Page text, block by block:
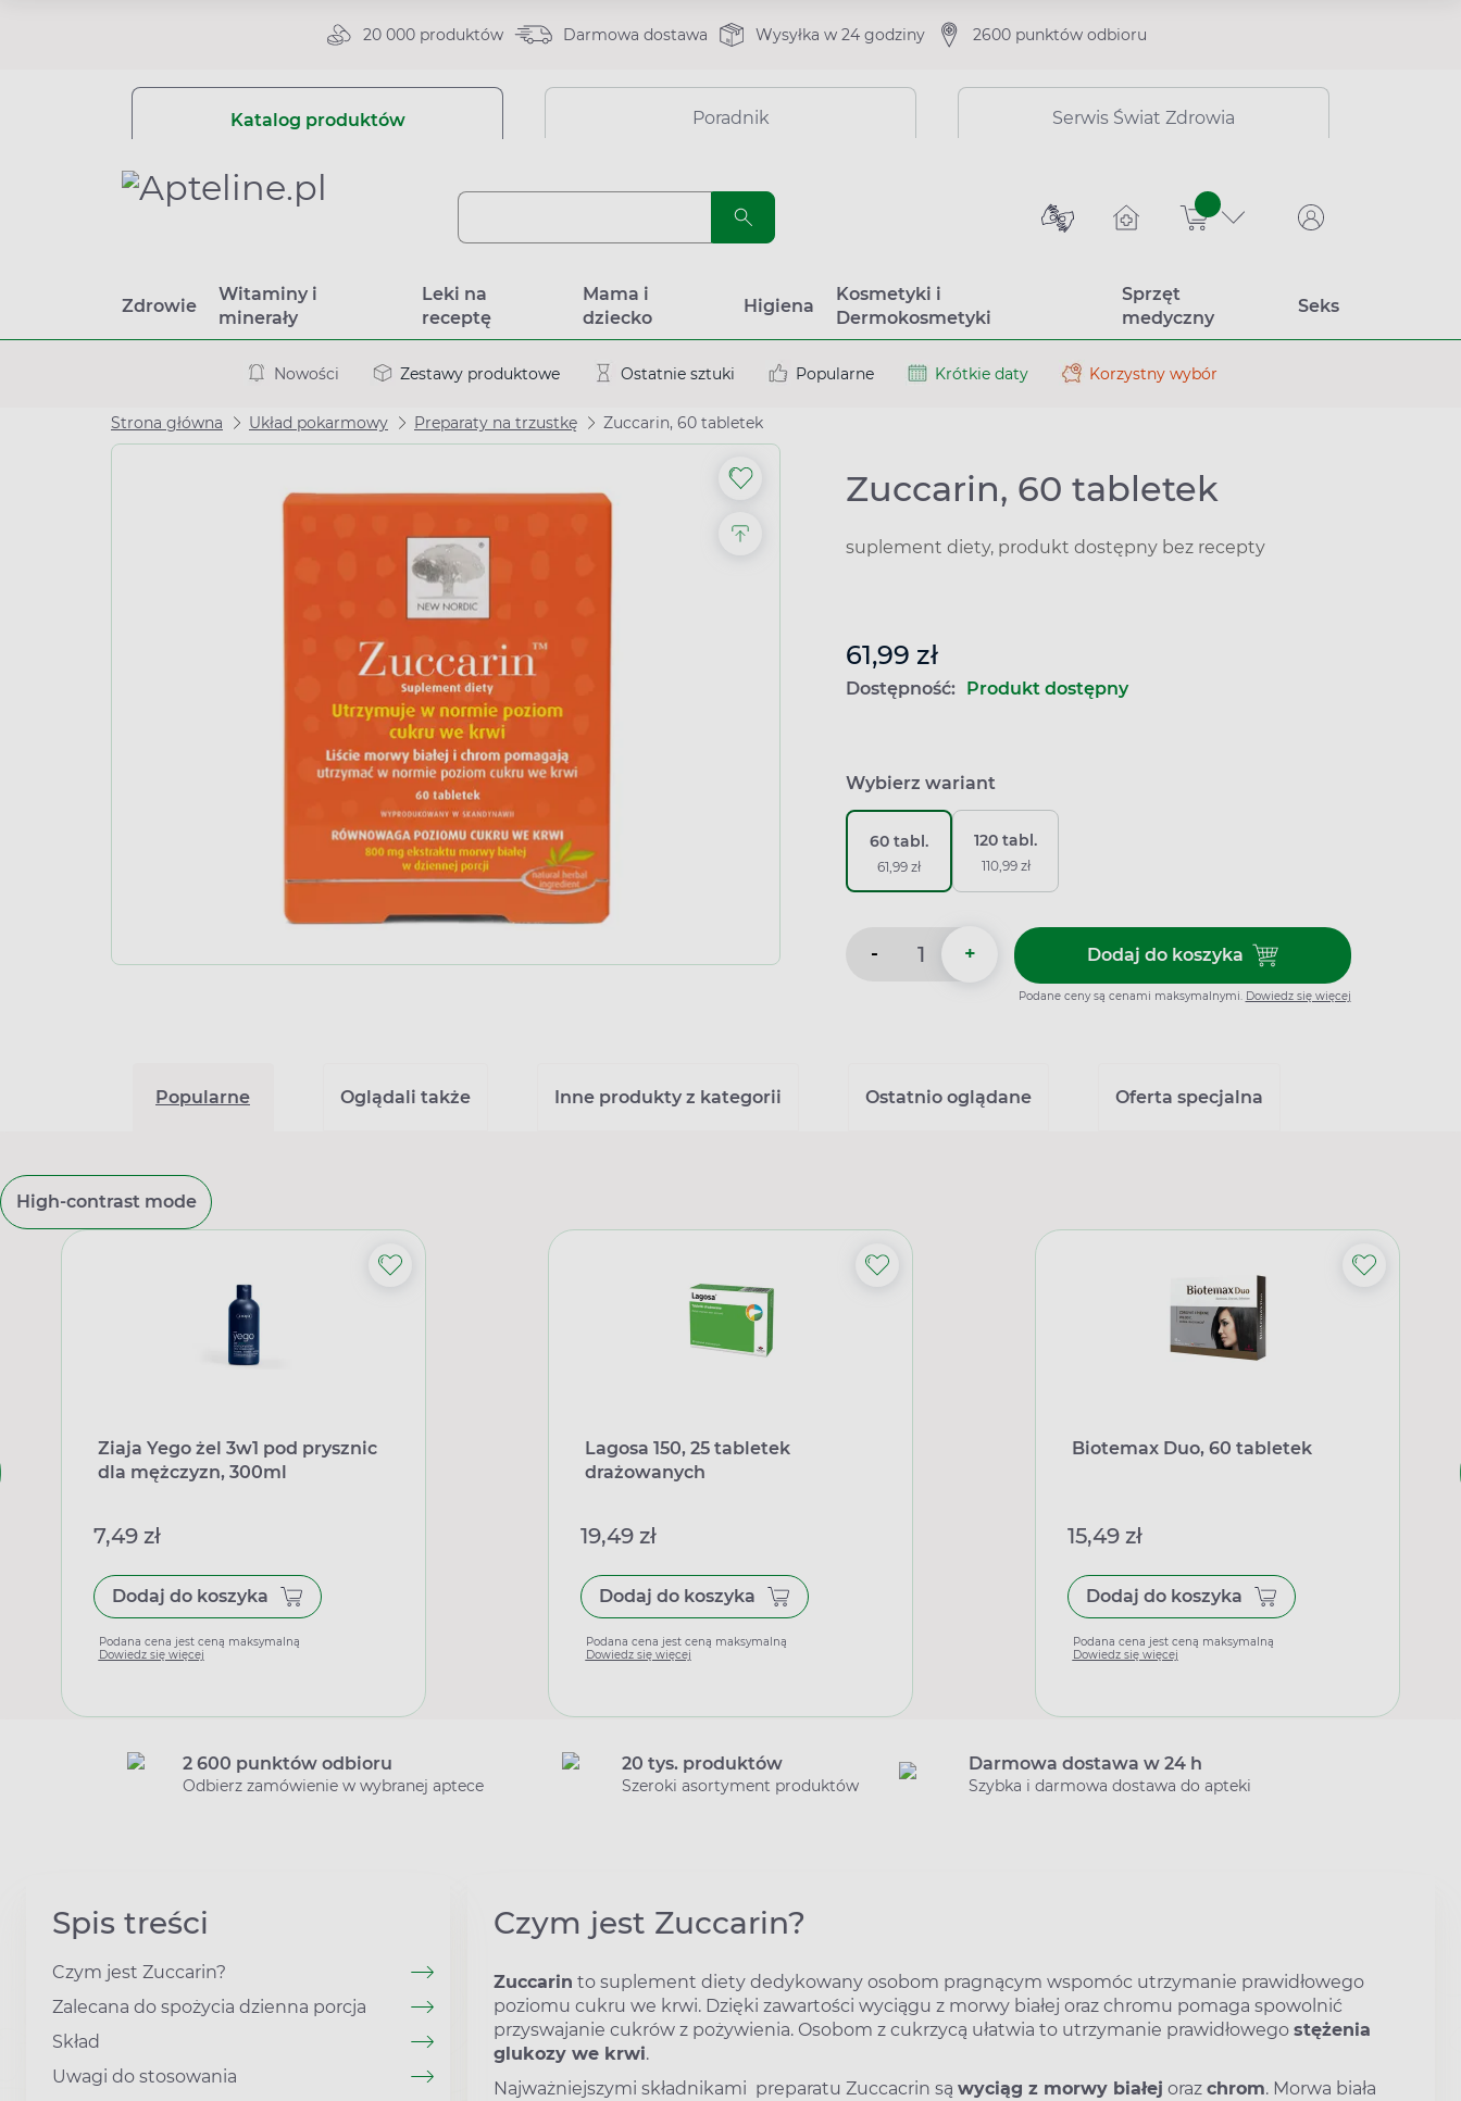
20 000 produktów Darmowa dostawa Wysyłka w 24 godziny 2600 punktów odbioru
Katalog produktów Poradnik Serwis Świat Zdrowia
sztuk
Zdrowie
Witaminy i
minerały
Leki na
receptę
Mama i
dziecko
Higiena
Kosmetyki i
Dermokosmetyki
Sprzęt
medyczny
Seks
Nowości Zestawy produktowe Ostatnie sztuki Popularne Krótkie daty Korzystny wybór
Strona główna Układ pokarmowy Preparaty na trzustkę Zuccarin, 60 tabletek
Zuccarin, 60 tabletek
suplement diety, produkt dostępny bez recepty
61,99 zł
Dostępność: Produkt dostępny
Wybierz wariant
60 tabl.
61,99 zł
120 tabl.
110,99 zł
- + Dodaj do koszykaDodaj do koszyka Zuccarin,
Podane ceny są cenami maksymalnymi. Dowiedz się więcej
Popularne Oglądali także Inne produkty z kategorii Ostatnio oglądane Oferta specjalna
High-contrast mode
Ziaja Yego żel 3w1 pod prysznic
dla mężczyzn, 300ml
7,49 zł
Dodaj do koszyka
Podana cena jest ceną maksymalną
Dowiedz się więcej
Lagosa 150, 25 tabletek
drażowanych
19,49 zł
Dodaj do koszyka
Podana cena jest ceną maksymalną
Dowiedz się więcej
Biotemax Duo, 60 tabletek
15,49 zł
Dodaj do koszyka
Podana cena jest ceną maksymalną
Dowiedz się więcej
2 600 punktów odbioru
Odbierz zamówienie w wybranej aptece
20 tys. produktów
Szeroki asortyment produktów
Darmowa dostawa w 24 h
Szybka i darmowa dostawa do apteki
Spis treści
Czym jest Zuccarin?
Zalecana do spożycia dzienna porcja
Skład
Uwagi do stosowania
Czym jest Zuccarin?
Zuccarin to suplement diety dedykowany osobom pragnącym wspomóc utrzymanie prawidłowego
poziomu cukru we krwi. Dzięki zawartości wyciągu z morwy białej oraz chromu pomaga spowolnić
przyswajanie cukrów z pożywienia. Osobom z cukrzycą ułatwia to utrzymanie prawidłowego stężenia
glukozy we krwi.
Najważniejszymi składnikami preparatu Zuccacrin są wyciąg z morwy białej oraz chrom. Morwa biała